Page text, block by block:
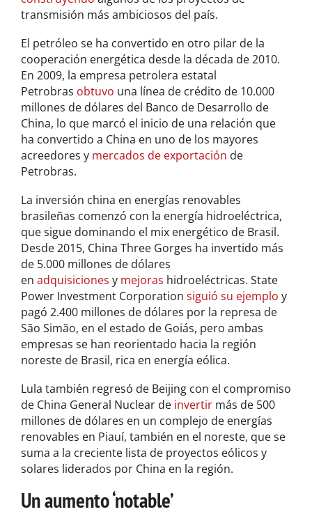
transmisión más ambiciosos del país.
El petróleo se ha convertido en otro pilar de la
cooperación energética desde la década de 2010.
En 2009, la empresa petrolera estatal
Petrobras obtuvo una línea de crédito de 10.000
millones de dólares del Banco de Desarrollo de
China, lo que marcó el inicio de una relación que
ha convertido a China en uno de los mayores
acreedores y mercados de exportación de
Petrobras.
La inversión china en energías renovables
brasileñas comenzó con la energía hidroeléctrica,
que sigue dominando el mix energético de Brasil.
Desde 2015, China Three Gorges ha invertido más
de 5.000 millones de dólares
en adquisiciones y mejoras hidroeléctricas. State
Power Investment Corporation siguió su ejemplo y
pagó 2.400 millones de dólares por la represa de
São Simão, en el estado de Goiás, pero ambas
empresas se han reorientado hacia la región
noreste de Brasil, rica en energía eólica.
Lula también regresó de Beijing con el compromiso
de China General Nuclear de invertir más de 500
millones de dólares en un complejo de energías
renovables en Piauí, también en el noreste, que se
suma a la creciente lista de proyectos eólicos y
solares liderados por China en la región.
Un aumento ‘notable’